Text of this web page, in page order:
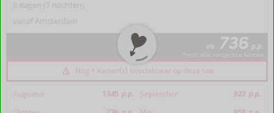
8 dagen (7 nachten)
vanaf Amsterdam
va 736 p.p.
Nog 1 kamer(s) beschikbaar op deze site
Augustus 1345 p.p. September 922 p.p.